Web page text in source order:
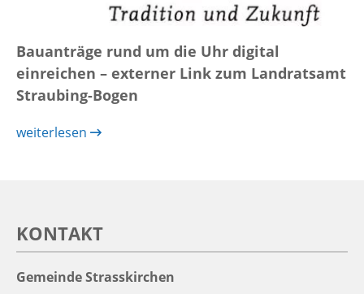
Bauanträge rund um die Uhr digital
einreichen – externer Link zum Landratsamt
Straubing-Bogen
weiterlesen
KONTAKT
Gemeinde Strasskirchen